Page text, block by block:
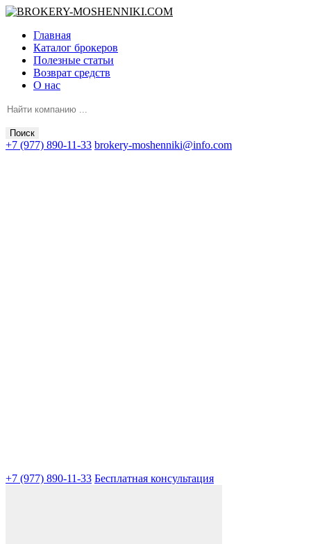
Главная
Каталог брокеров
Полезные статьи
Возврат средств
О нас
Поиск
+7 (977) 890-11-33 brokery-moshenniki@info.com
+7 (977) 890-11-33 Бесплатная консультация